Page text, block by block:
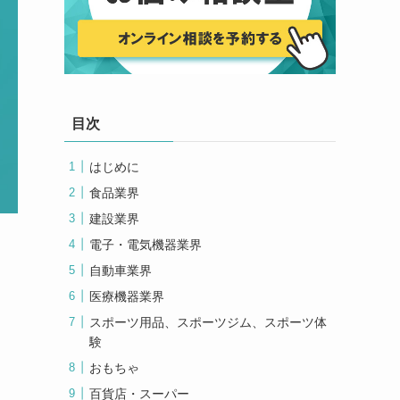
目次
はじめに
食品業界
建設業界
電子・電気機器業界
自動車業界
医療機器業界
スポーツ用品、スポーツジム、スポーツ体
験
おもちゃ
百貨店・スーパー